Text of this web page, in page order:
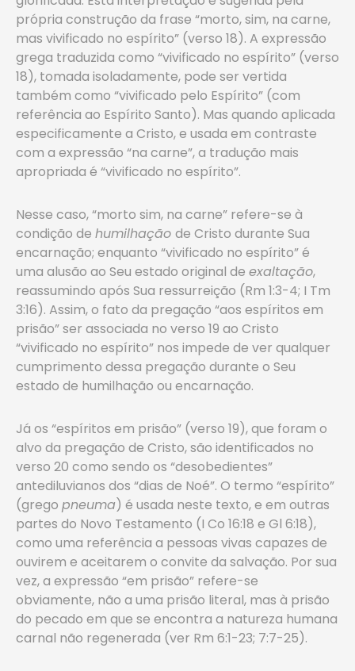
própria construção da frase “morto, sim, na carne,
mas vivificado no espírito” (verso 18). A expressão
grega traduzida como “vivificado no espírito” (verso
18), tomada isoladamente, pode ser vertida
também como “vivificado pelo Espírito” (com
referência ao Espírito Santo). Mas quando aplicada
especificamente a Cristo, e usada em contraste
com a expressão “na carne”, a tradução mais
apropriada é “vivificado no espírito”.
Nesse caso, “morto sim, na carne” refere-se à
condição de humilhação de Cristo durante Sua
encarnação; enquanto “vivificado no espírito” é
uma alusão ao Seu estado original de exaltação,
reassumindo após Sua ressurreição (Rm 1:3-4; I Tm
3:16). Assim, o fato da pregação “aos espíritos em
prisão” ser associada no verso 19 ao Cristo
“vivificado no espírito” nos impede de ver qualquer
cumprimento dessa pregação durante o Seu
estado de humilhação ou encarnação.
Já os “espíritos em prisão” (verso 19), que foram o
alvo da pregação de Cristo, são identificados no
verso 20 como sendo os “desobedientes”
antediluvianos dos “dias de Noé”. O termo “espírito”
(grego pneuma) é usada neste texto, e em outras
partes do Novo Testamento (I Co 16:18 e Gl 6:18),
como uma referência a pessoas vivas capazes de
ouvirem e aceitarem o convite da salvação. Por sua
vez, a expressão “em prisão” refere-se
obviamente, não a uma prisão literal, mas à prisão
do pecado em que se encontra a natureza humana
carnal não regenerada (ver Rm 6:1-23; 7:7-25).